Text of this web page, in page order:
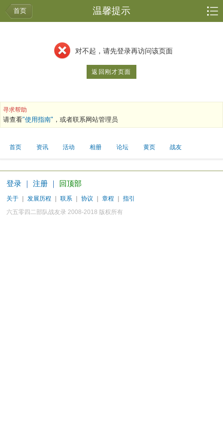
首页 温馨提示
对不起，请先登录再访问该页面
返回刚才页面
寻求帮助
请查看"使用指南" ，或者联系网站管理员
首页 资讯 活动 相册 论坛 黄页 战友
登录 ｜ 注册 ｜ 回顶部
关于 发展历程 联系 协议 章程
指引
六五零四二部队战友录 2008-2018 版权所有